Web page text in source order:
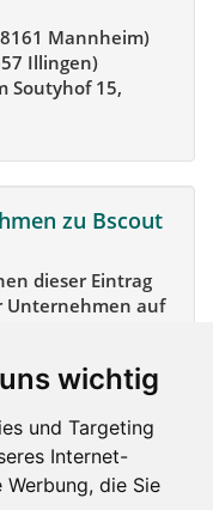
wichtig
und Targeting
Internet-
die Sie
Mannheim)
Illingen)
Soutyhof 15,
zu Bscout
dieser Eintrag
Unternehmen auf